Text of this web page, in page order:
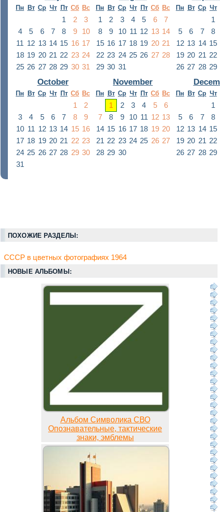
Пн Вт Ср Чт Пт Сб Вс
1 2
3
4
5 6 7 8 9
10
11 12 13 14 15 16 17
18 19 20 21 22 23 24
25 26 27 28 29 30 31
Пн Вт Ср Чт Пт Сб Вс
1 2 3 4 5 6
7
8
9 10 11 12 13 14
15 16 17 18 19 20 21
22 23 24 25 26 27 28
29 30 31
Пн Вт Ср Чт
1
5
6 7
8
12 13 14 15
19 20 21 22
26 27 28 29
October
Пн Вт Ср Чт Пт Сб Вс
1
2
3
4 5 6 7 8
9
10 11 12 13 14 15 16
17 18 19 20 21 22 23
24 25 26 27 28 29 30
31
November
Пн Вт Ср Чт Пт Сб Вс
1 2 3 4 5
6
7
8 9 10 11 12 13
14 15 16 17 18 19 20
21 22 23 24 25 26 27
28 29 30
Пн Вт Ср Чт
1
5
6 7
8
12 13 14 15
19 20 21 22
26 27 28 29
ПОХОЖИЕ РАЗДЕЛЫ:
СССР в цветных фотографиях 1964
НОВЫЕ АЛЬБОМЫ:
Альбом Символика СВО
Опознавательные, тактические
знаки, эмблемы